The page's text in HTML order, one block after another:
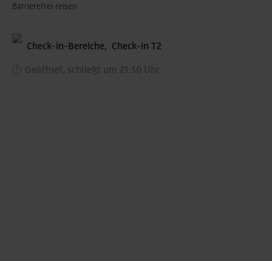
Barrierefrei reisen
Check-in-Bereiche, Check-in T2